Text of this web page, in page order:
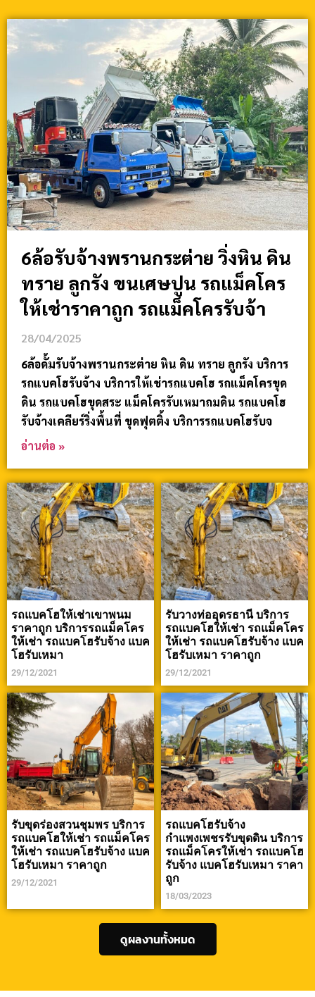
6ล้อรับจ้างพรานกระต่าย วิ่งหิน ดิน
ทราย ลูกรัง ขนเศษปูน รถแม็คโคร
ให้เช่าราคาถูก รถแม็คโครรับจ้า
28/04/2025
6ล้อดั้มรับจ้างพรานกระต่าย หิน ดิน ทราย ลูกรัง บริการ
รถแบคโฮรับจ้าง บริการให้เช่ารถแบคโฮ รถแม็คโครขุด
ดิน รถแบคโฮขุดสระ แม็คโครรับเหมาถมดิน รถแบคโฮ
รับจ้างเคลียร์ริ่งพื้นที่ ขุดฟุตติ้ง บริการรถแบคโฮรับจ
อ่านต่อ »
รถแบคโฮให้เช่าเขาพนม
ราคาถูก บริการรถแม็คโคร
ให้เช่า รถแบคโฮรับจ้าง แบค
โฮรับเหมา
29/12/2021
รับวางท่ออุดรธานี บริการ
รถแบคโฮให้เช่า รถแม็คโคร
ให้เช่า รถแบคโฮรับจ้าง แบค
โฮรับเหมา ราคาถูก
29/12/2021
รับขุดร่องสวนชุมพร บริการ
รถแบคโฮให้เช่า รถแม็คโคร
ให้เช่า รถแบคโฮรับจ้าง แบค
โฮรับเหมา ราคาถูก
29/12/2021
รถแบคโฮรับจ้าง
กำแพงเพชรรับขุดดิน บริการ
รถแม็คโครให้เช่า รถแบคโฮ
รับจ้าง แบคโฮรับเหมา ราคา
ถูก
18/03/2023
ดูผลงานทั้งหมด